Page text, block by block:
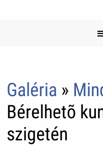
Galéria »
Bérelhetõ
szigetén